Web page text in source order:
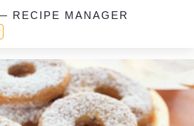
RECIPE MANAGER